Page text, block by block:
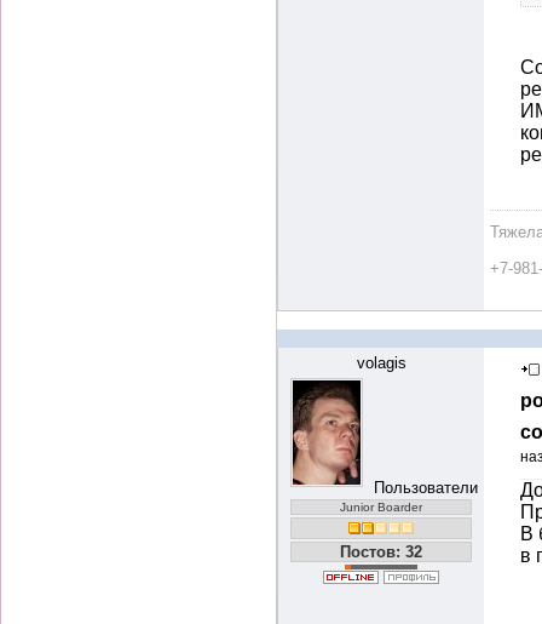
+7-
volagis
Пользователи
Junior Boarder
Постов: 32
В
в